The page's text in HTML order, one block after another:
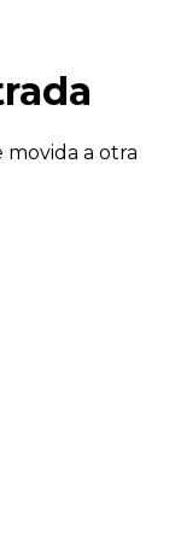
movida a otra